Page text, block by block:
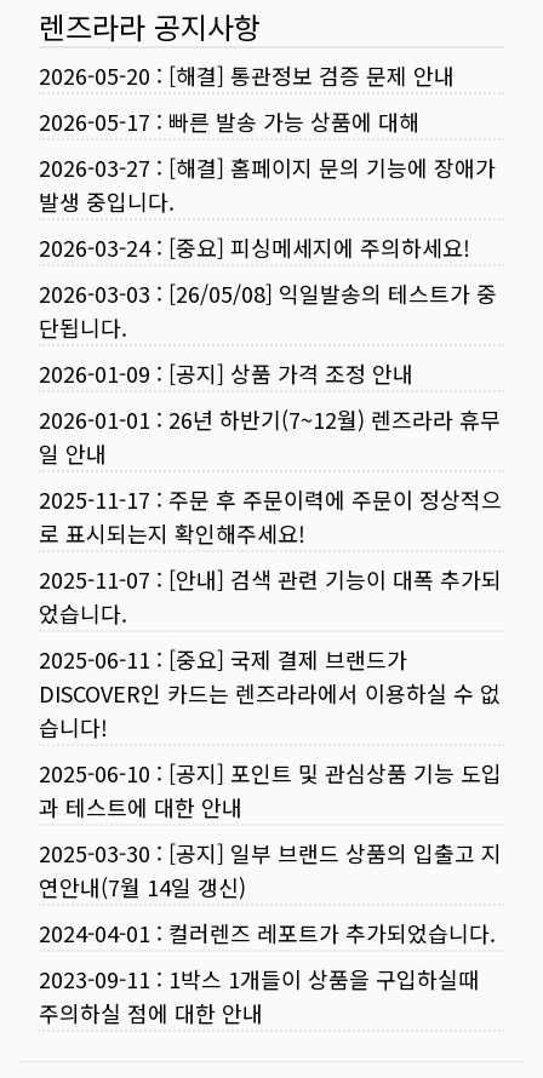
렌즈라라 공지사항
2026-05-20 : [해결] 통관정보 검증 문제 안내
2026-05-17 : 빠른 발송 가능 상품에 대해
2026-03-27 : [해결] 홈페이지 문의 기능에 장애가
발생 중입니다.
2026-03-24: [중요] 피싱메세지에 주의하세요!
2026-03-03 : [26/05/08] 익일발송의 테스트가 중
단됩니다.
2026-01-09 : [공지] 상품 가격 조정 안내
2026-01-01 : 26년 하반기(7~12월) 렌즈라라 휴무
일 안내
2025-11-17 : 주문 후 주문이력에 주문이 정상적으
로 표시되는지 확인해주세요!
2025-11-07 : [안내] 검색 관련 기능이 대폭 추가되
었습니다.
2025-06-11 : [중요] 국제 결제 브랜드가
DISCOVER인 카드는 렌즈라라에서 이용하실 수 없
습니다!
2025-06-10 : [공지] 포인트 및 관심상품 기능 도입
과 테스트에 대한 안내
2025-03-30 : [공지] 일부 브랜드 상품의 입출고 지
연안내(7월 14일 갱신)
2024-04-01 : 컬러렌즈 레포트가 추가되었습니다.
2023-09-11 : 1박스 1개들이 상품을 구입하실때
주의하실 점에 대한 안내